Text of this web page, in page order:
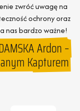
zwróć uwagę na
ochrony oraz
nas bardzo ważne!
Ardon –
Kapturem